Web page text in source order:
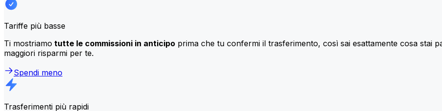
Tariffe più basse
Ti mostriamo tutte le commissioni in anticipo prima che tu confermi il trasferimento, così sai esattamente cosa stai
maggiori risparmi per te.
Spendi meno
Trasferimenti più rapidi